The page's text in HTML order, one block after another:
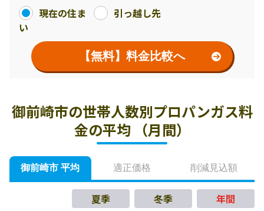
現在の住ま
い
引っ越し先
【無料】料金比較へ
御前崎市の世帯人数別プロパンガス料
金の平均 （月間）
御前崎市 平均 適正価格 削減見込額
夏季 冬季
年間